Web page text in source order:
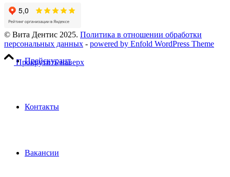
Пациентам
Прейскурант
Контакты
Вакансии
© Вита Дентис 2025. Политика в отношении обработки
персональных данных - powered by Enfold WordPress Theme
Прокрутить наверх